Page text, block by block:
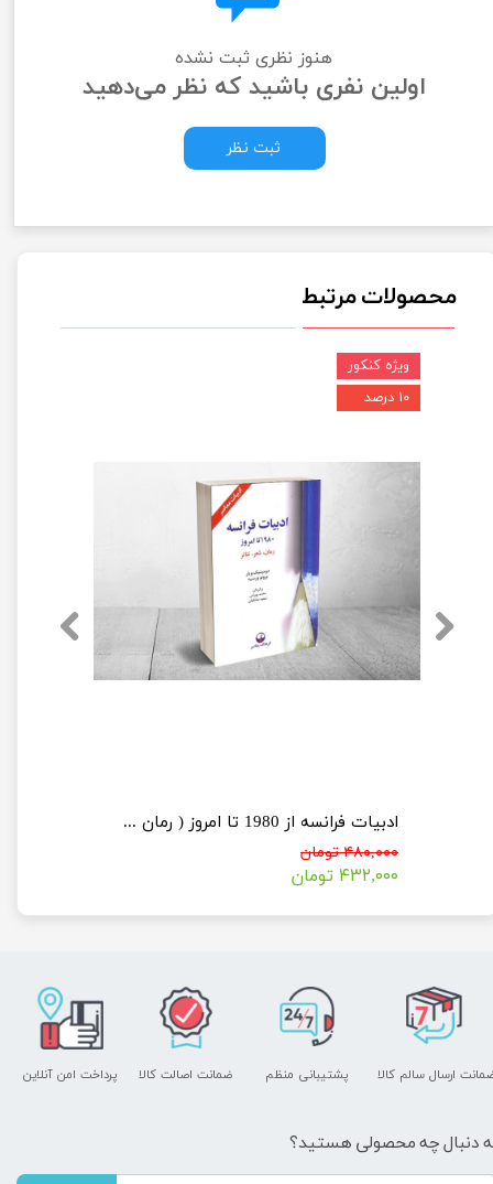
هنوز نظری ثبت نشده
اولین نفری باشید که نظر می‌دهید
ثبت نظر
محصولات مرتبط
ادبيات فرانسه از 1980 تا امروز ( رمان شعر تئاتر )
۴۸۰,۰۰۰ تومان
۴۳۲,۰۰۰ تومان
ویژه کنکور
۱۰ درصد
پشتیبانی منظم پرداخت امن آنلاین ارسال سالم کالا ضمانت اصالت کالا
دنبال چه محصولی هستید؟